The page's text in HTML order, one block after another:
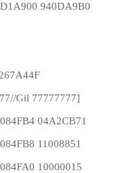
940DA9B0
Gil 77777777]
04A2CB71
11008851
10000015